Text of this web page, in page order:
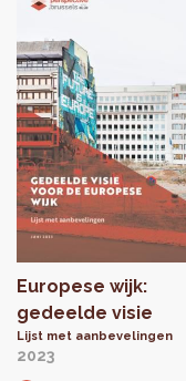
Europese wijk:
gedeelde visie
Lijst met aanbevelingen
2023